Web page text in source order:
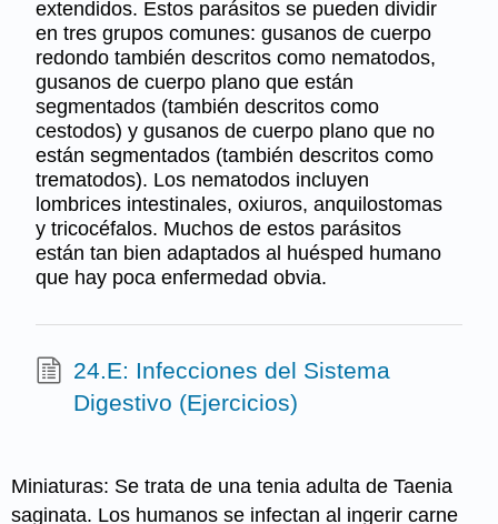
extendidos. Estos parásitos se pueden dividir
en tres grupos comunes: gusanos de cuerpo
redondo también descritos como nematodos,
gusanos de cuerpo plano que están
segmentados (también descritos como
cestodos) y gusanos de cuerpo plano que no
están segmentados (también descritos como
trematodos). Los nematodos incluyen
lombrices intestinales, oxiuros, anquilostomas
y tricocéfalos. Muchos de estos parásitos
están tan bien adaptados al huésped humano
que hay poca enfermedad obvia.
24.E: Infecciones del Sistema
Digestivo (Ejercicios)
Miniaturas: Se trata de una tenia adulta de Taenia
saginata. Los humanos se infectan al ingerir carne